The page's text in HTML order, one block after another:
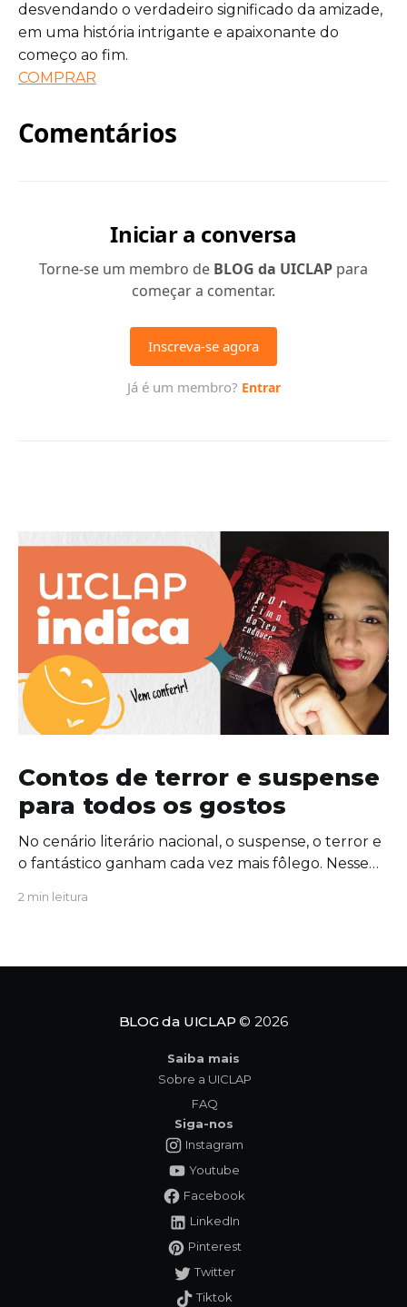
desvendando o verdadeiro significado da amizade,
em uma história intrigante e apaixonante do
começo ao fim.
COMPRAR
Contos de terror e suspense
para todos os gostos
No cenário literário nacional, o suspense, o terror e
o fantástico ganham cada vez mais fôlego. Nesse
primeira coletânea de contos do gênero: Por cima
sombras da
2 min leitura
BLOG da UICLAP © 2026
Saiba mais
Sobre a UICLAP
FAQ
Siga-nos
Instagram
Youtube
Facebook
LinkedIn
Pinterest
Twitter
Tiktok